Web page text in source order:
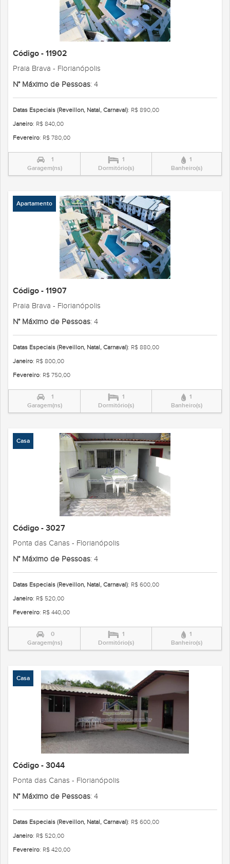
Código - 11902
Praia Brava - Florianópolis
N° Máximo de Pessoas: 4
Datas Especiais (Reveillon, Natal, Carnaval): R$ 890,00
Janeiro: R$ 840,00
Fevereiro: R$ 780,00
1
Garagem(ns)
1
Dormitório(s)
1
Banheiro(s)
Apartamento
Código - 11907
Praia Brava - Florianópolis
N° Máximo de Pessoas: 4
Datas Especiais (Reveillon, Natal, Carnaval): R$ 880,00
Janeiro: R$ 800,00
Fevereiro: R$ 750,00
1
Garagem(ns)
1
Dormitório(s)
1
Banheiro(s)
Casa
Código - 3027
Ponta das Canas - Florianópolis
N° Máximo de Pessoas: 4
Datas Especiais (Reveillon, Natal, Carnaval): R$ 600,00
Janeiro: R$ 520,00
Fevereiro: R$ 440,00
0
Garagem(ns)
1
Dormitório(s)
1
Banheiro(s)
Casa
Código - 3044
Ponta das Canas - Florianópolis
N° Máximo de Pessoas: 4
Datas Especiais (Reveillon, Natal, Carnaval): R$ 600,00
Janeiro: R$ 520,00
Fevereiro: R$ 420,00